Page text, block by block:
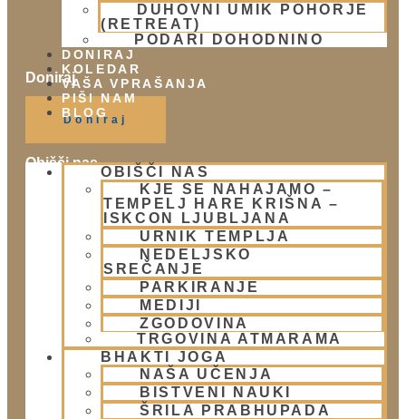
DUHOVNI UMIK POHORJE
(RETREAT)
PODARI DOHODNINO
DONIRAJ
KOLEDAR
VAŠA VPRAŠANJA
PIŠI NAM
BLOG
OBIŠČI NAS
KJE SE NAHAJAMO –
TEMPELJ HARE KRIŠNA –
ISKCON LJUBLJANA
URNIK TEMPLJA
NEDELJSKO
SREČANJE
PARKIRANJE
MEDIJI
ZGODOVINA
TRGOVINA ATMARAMA
BHAKTI JOGA
NAŠA UČENJA
BISTVENI NAUKI
ŠRILA PRABHUPADA
Doniraj
Klikni gumb spodaj.
Doniraj
Obišči nas
Lokacija
Urnik templja
Nedeljsko srečanje
Parkiranje
Politika zasebnosti
Prispevki
Aktualni dogodki
E-novice